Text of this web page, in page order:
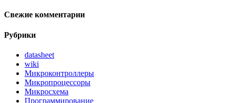
Свежие комментарии
Рубрики
datasheet
wiki
Микроконтроллеры
Микропроцессоры
Микросхема
Программирование